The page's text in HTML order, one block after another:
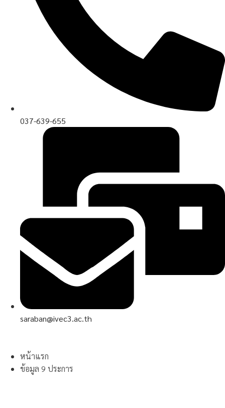
037-639-655
saraban@ivec3.ac.th
หน้าแรก
ข้อมูล 9 ประการ